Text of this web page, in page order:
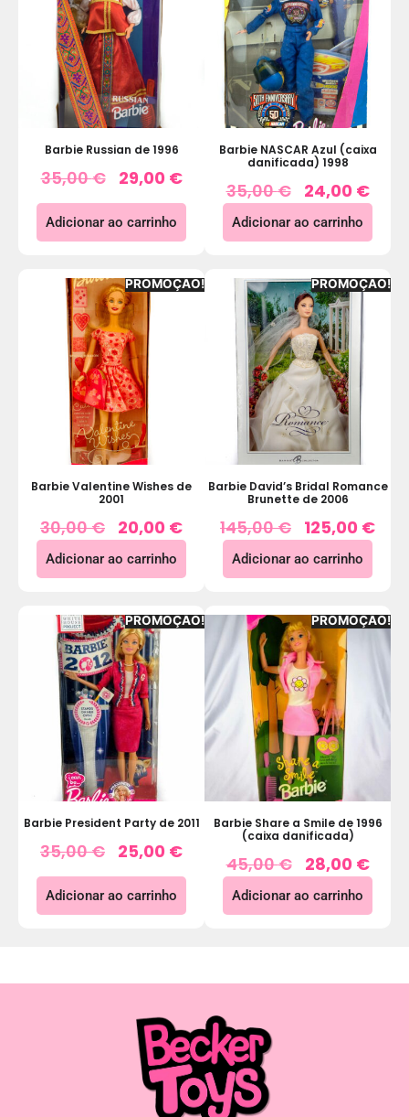
Barbie Russian de 1996
35,00€ 29,00 €
Adicionar ao carrinho
Barbie NASCAR Azul (caixa
danificada) 1998
35,00€ 24,00 €
Adicionar ao carrinho
PROMOÇÃO!
Barbie Valentine Wishes de
2001
30,00€ 20,00 €
Adicionar ao carrinho
PROMOÇÃO!
Barbie David’s Bridal Romance
Brunette de 2006
145,00€ 125,00 €
Adicionar ao carrinho
PROMOÇÃO!
Barbie President Party de 2011
35,00€ 25,00 €
Adicionar ao carrinho
PROMOÇÃO!
Barbie Share a Smile de 1996
(caixa danificada)
45,00€ 28,00 €
Adicionar ao carrinho